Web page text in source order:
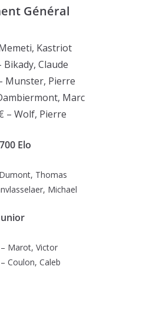
Général
Kastriot
Bikady, Claude
Munster, Pierre
Marc
– Wolf, Pierre
Elo
Thomas
Michael
Marot, Victor
Coulon, Caleb